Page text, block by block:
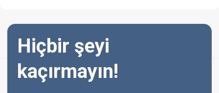
Hiçbir şeyi
kaçırmayın!